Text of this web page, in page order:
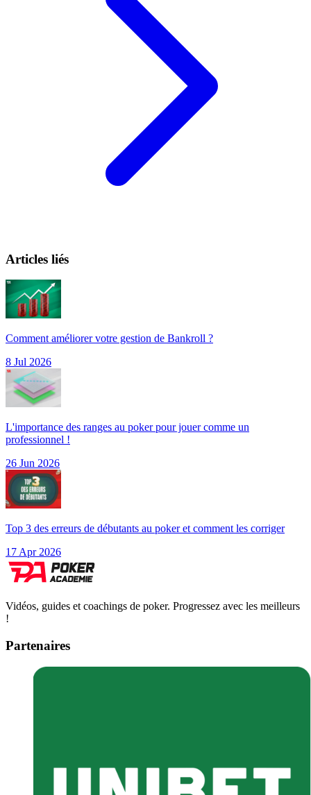
Articles liés
Comment améliorer votre gestion de Bankroll ?
8 Jul 2026
L'importance des ranges au poker pour jouer comme un
professionnel !
26 Jun 2026
Top 3 des erreurs de débutants au poker et comment les corriger
17 Apr 2026
Vidéos, guides et coachings de poker. Progressez avec les meilleurs
!
Partenaires